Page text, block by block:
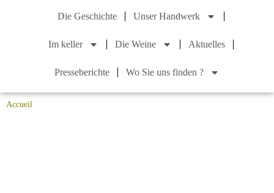
Die Geschichte Unser Handwerk
Im keller Die Weine Aktuelles
Presseberichte Wo Sie uns finden ?
Accueil